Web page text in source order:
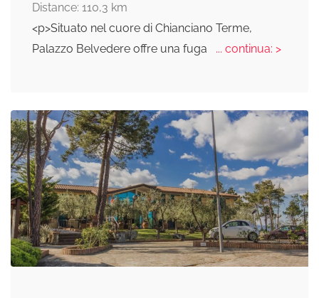
Distance: 110,3 km
<p>Situato nel cuore di Chianciano Terme,
Palazzo Belvedere offre una fuga
... continua: >